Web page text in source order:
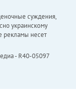
суждения,
украинскому
рекламы несет
- R40-05097